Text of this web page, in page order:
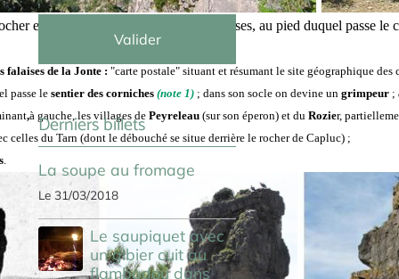
emblématique de la région des Causses, au pied duquel passe le
falaises de la Jonte : "carte postale" situant et résumant le site géographique des
passe le sentier des corniches (note 1) ; dans son socle on devine un grimpeur;
,à gauche,les villages de Peyreleau(sur son éperon) et du Rozier,
celles du Tarn (dont le débouché se situe derrière le rocher de Capluc) ;
.
Valider
Derniers billets
La soupe au fromage
Le 31/03/2018
Le saupiquet avec
un gibier cuit au
flambadou dans